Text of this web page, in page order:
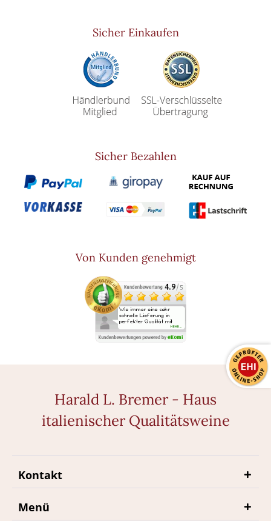
Sicher Einkaufen
Sicher Bezahlen
Von Kunden genehmigt
Harald L. Bremer - Haus
italienischer Qualitätsweine
Kontakt
Menü